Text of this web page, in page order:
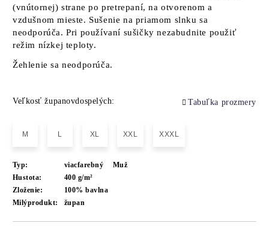
(vnútornej) strane po pretrepaní, na otvorenom a
vzdušnom mieste. Sušenie na priamom slnku sa
neodporúča. Pri používaní sušičky nezabudnite použiť
režim nízkej teploty.
Žehlenie sa neodporúča.
Veľkosť županovdospelých: Tabuľka prozmery
M L XL XXL XXXL
Typ: viacfarebný
Muž
Hustota:
400 g/m²
Zloženie:
100% bavlna
Milýprodukt:
župan